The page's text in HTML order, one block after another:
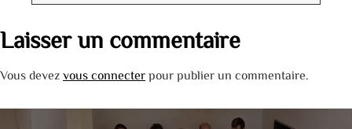
Laisser un commentaire
Vous devezvous connecterpour publier un commentaire.